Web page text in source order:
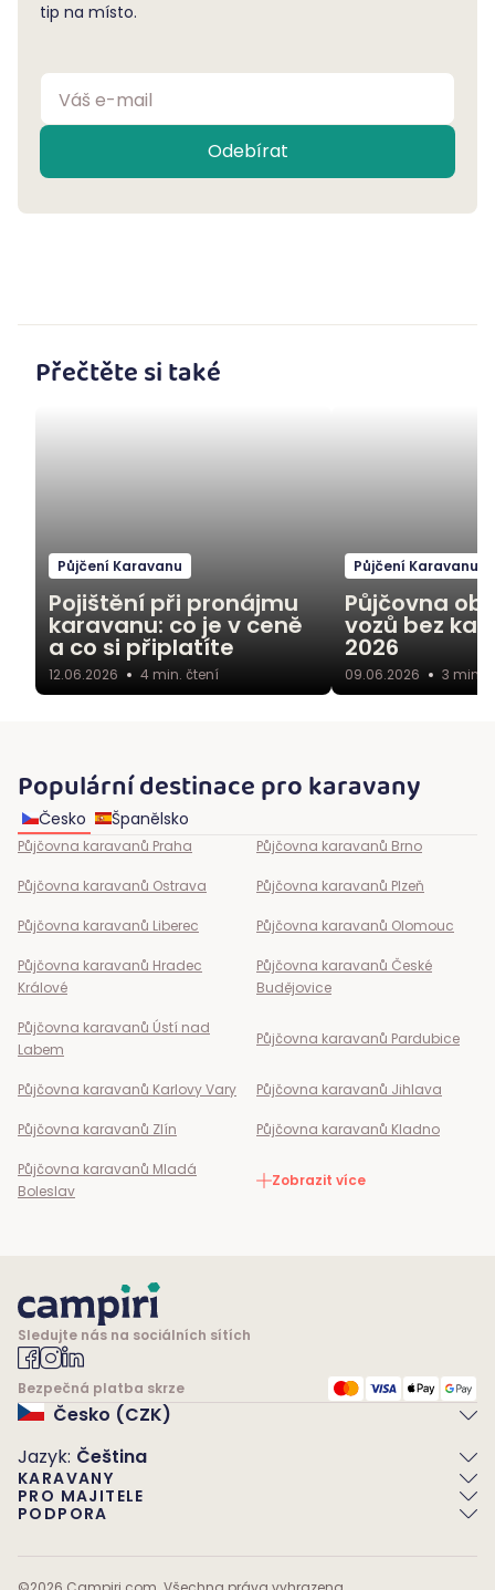
tip na místo.
Váš e-mail
Odebírat
Přečtěte si také
Půjčení Karavanu
Pojištění při pronájmu
karavanu: co je v ceně
a co si připlatíte
12.06.2026 4 min. čtení
Půjčení Karavanu
Půjčovna
vozů bez
2026
09.06.2026 3 min.
Populární destinace pro karavany
Česko Španělsko
Půjčovna karavanů Praha Půjčovna karavanů Brno
Půjčovna karavanů Ostrava Půjčovna karavanů Plzeň
Půjčovna karavanů Liberec Půjčovna karavanů Olomouc
Půjčovna karavanů Hradec
Králové
Půjčovna karavanů České
Budějovice
Půjčovna karavanů Ústí nad
Labem
Půjčovna karavanů Pardubice
Půjčovna karavanů Karlovy Vary Půjčovna karavanů Jihlava
Půjčovna karavanů Zlín Půjčovna karavanů Kladno
Půjčovna karavanů Mladá
Boleslav
Zobrazit více
Sledujte nás na sociálních sítích
Bezpečná platba skrze
Česko (CZK)
Jazyk: Čeština
KARAVANY
PRO MAJITELE
PODPORA